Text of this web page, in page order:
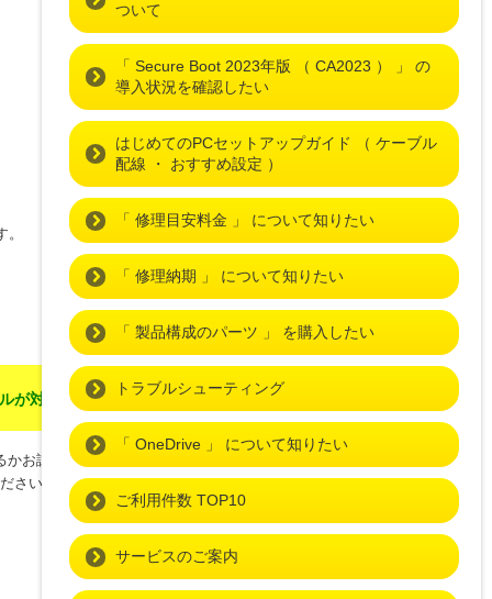
が対象 ]
お試しください。
さい。
ついて
「 Secure Boot 2023年版 （ CA2023 ） 」 の
導入状況を確認したい
はじめてのPCセットアップガイド （ ケーブル
配線 ・ おすすめ設定 ）
「 修理目安料金 」 について知りたい
「 修理納期 」 について知りたい
「 製品構成のパーツ 」 を購入したい
トラブルシューティング
「 OneDrive 」 について知りたい
ご利用件数 TOP10
サービスのご案内